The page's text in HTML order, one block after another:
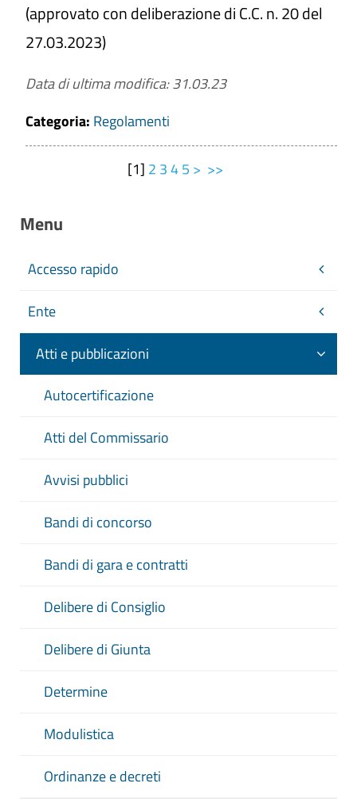
(approvato con deliberazione di C.C. n. 20 del
27.03.2023)
Data di ultima modifica: 31.03.23
Categoria: Regolamenti
[1] 2 345 > >>
Menu
Accesso rapido
Ente
Atti e pubblicazioni
Autocertificazione
Atti del Commissario
Avvisi pubblici
Bandi di concorso
Bandi di gara e contratti
Delibere di Consiglio
Delibere di Giunta
Determine
Modulistica
Ordinanze e decreti